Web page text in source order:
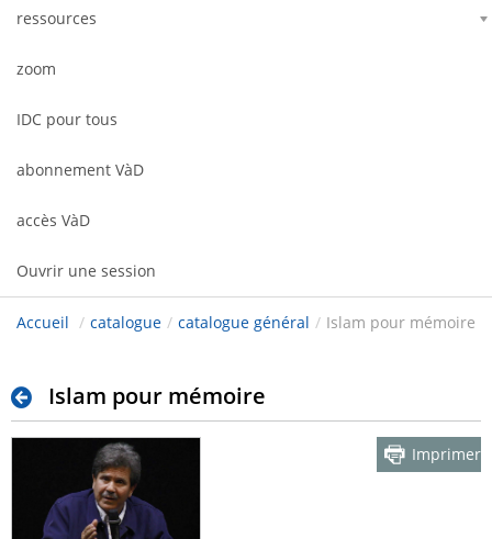
ressources
zoom
IDC pour tous
abonnement VàD
accès VàD
Ouvrir une session
Accueil / catalogue / catalogue général / Islam pour mémoire
Islam pour mémoire
Imprimer